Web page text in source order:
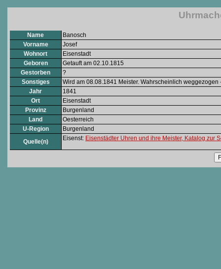
Name
Banosch
Vorname
Josef
Wohnort
Eisenstadt
Geboren
Getauft am 02.10.1815
Gestorben
?
Sonstiges
Wird am 08.08.1841 Meister. Wahrscheinlich weggezogen
Jahr
1841
Ort
Eisenstadt
Provinz
Burgenland
Land
Oesterreich
U-Region
Burgenland
Quelle(n)
Eisenst: Eisenstädter Uhren und ihre Meister, Katalog zur